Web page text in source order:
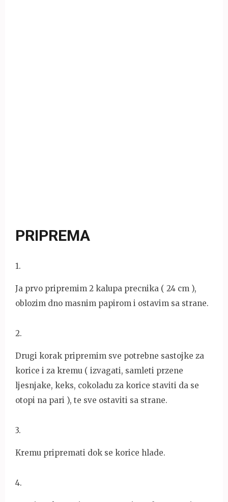
PRIPREMA
1.
Ja prvo pripremim 2 kalupa precnika ( 24 cm ),
oblozim dno masnim papirom i ostavim sa strane.
2.
Drugi korak pripremim sve potrebne sastojke za
korice i za kremu ( izvagati, samleti przene
ljesnjake, keks, cokoladu za korice staviti da se
otopi na pari ), te sve ostaviti sa strane.
3.
Kremu pripremati dok se korice hlade.
4.